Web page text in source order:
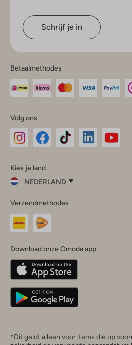
Schrijf je in
Betaalmethodes
Volg ons
InstagramFacebook
Kies je land
NEDERLAND
je
land
Nederland
Belgique(Français)
Deutschland
Verzendmethodes
Download onze Omoda app
*Dit geldt alleen voor items die op